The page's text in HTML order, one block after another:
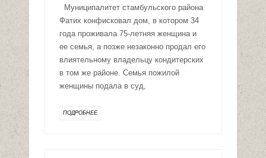
Муниципалитет стамбульского района
Фатих конфисковал дом, в котором 34
года проживала 75-летняя женщина и
ее семья, а позже незаконно продал его
влиятельному владельцу кондитерских
в том же районе. Семья пожилой
женщины подала в суд,
ПОДРОБНЕЕ